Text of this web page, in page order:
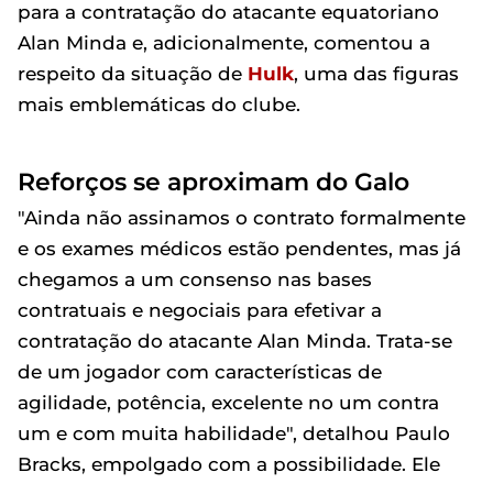
para a contratação do atacante equatoriano
Alan Minda e, adicionalmente, comentou a
respeito da situação de Hulk, uma das figuras
mais emblemáticas do clube.
Reforços se aproximam do Galo
"Ainda não assinamos o contrato formalmente
e os exames médicos estão pendentes, mas já
chegamos a um consenso nas bases
contratuais e negociais para efetivar a
contratação do atacante Alan Minda. Trata-se
de um jogador com características de
agilidade, potência, excelente no um contra
um e com muita habilidade", detalhou Paulo
Bracks, empolgado com a possibilidade. Ele